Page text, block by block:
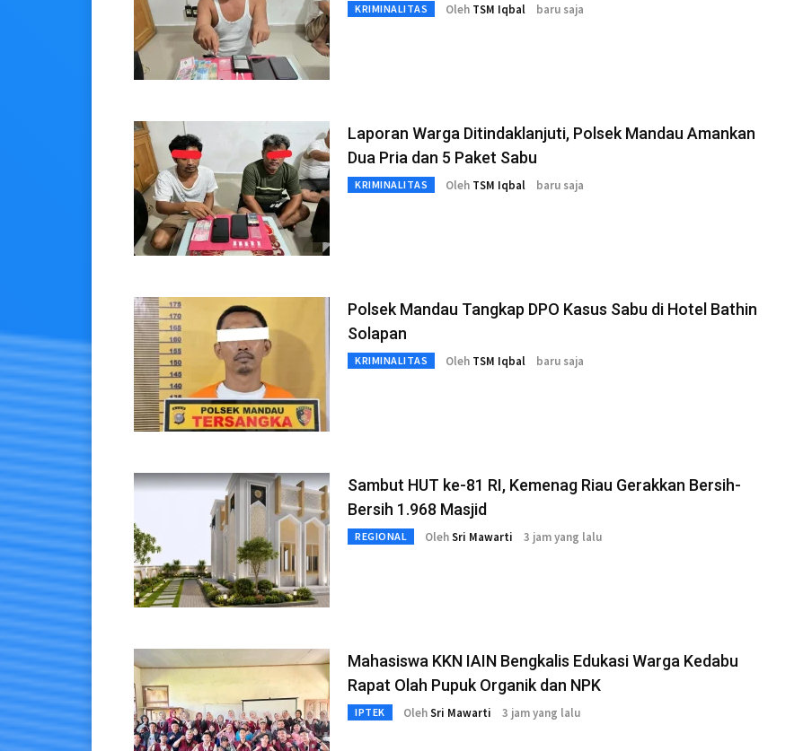
KRIMINALITAS Oleh TSM Iqbal baru saja
Laporan Warga Ditindaklanjuti, Polsek Mandau Amankan
Dua Pria dan 5 Paket Sabu
KRIMINALITAS Oleh TSM Iqbal baru saja
Polsek Mandau Tangkap DPO Kasus Sabu di Hotel Bathin
Solapan
KRIMINALITAS Oleh TSM Iqbal baru saja
Sambut HUT ke-81 RI, Kemenag Riau Gerakkan Bersih-
Bersih 1.968 Masjid
REGIONAL OlehSri Mawarti 3 jam yang lalu
Mahasiswa KKN IAIN Bengkalis Edukasi Warga Kedabu
Rapat Olah Pupuk Organik dan NPK
IPTEK OlehSri Mawarti 3 jam yang lalu